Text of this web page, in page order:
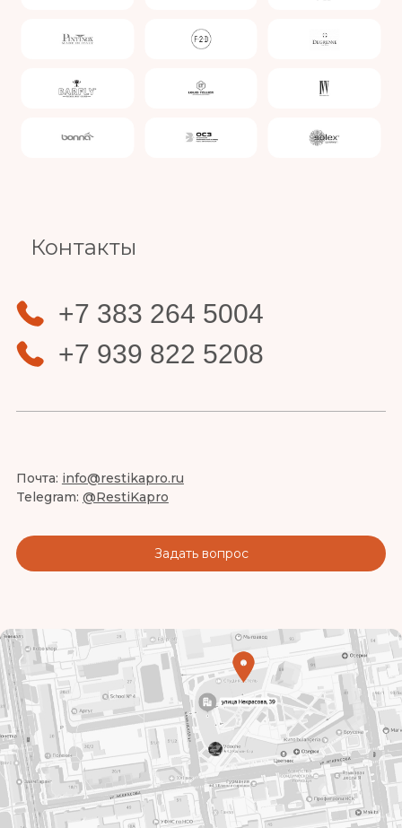
Контакты
+7 383 264 5004
+7 939 822 5208
Почта: info@restikapro.ru
Telegram: @RestiKapro
Задать вопрос